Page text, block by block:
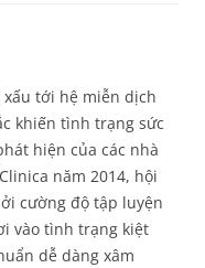
tới hệ miễn dịch
khiến tình trạng sức
hiện của các nhà
năm 2014, hội
cường độ tập luyện
vào tình trạng kiệt
dễ dàng xâm